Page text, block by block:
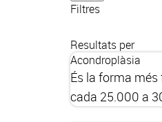
Filtres
Resultats per
Acondroplàsia
És la forma
cada 25.000 a